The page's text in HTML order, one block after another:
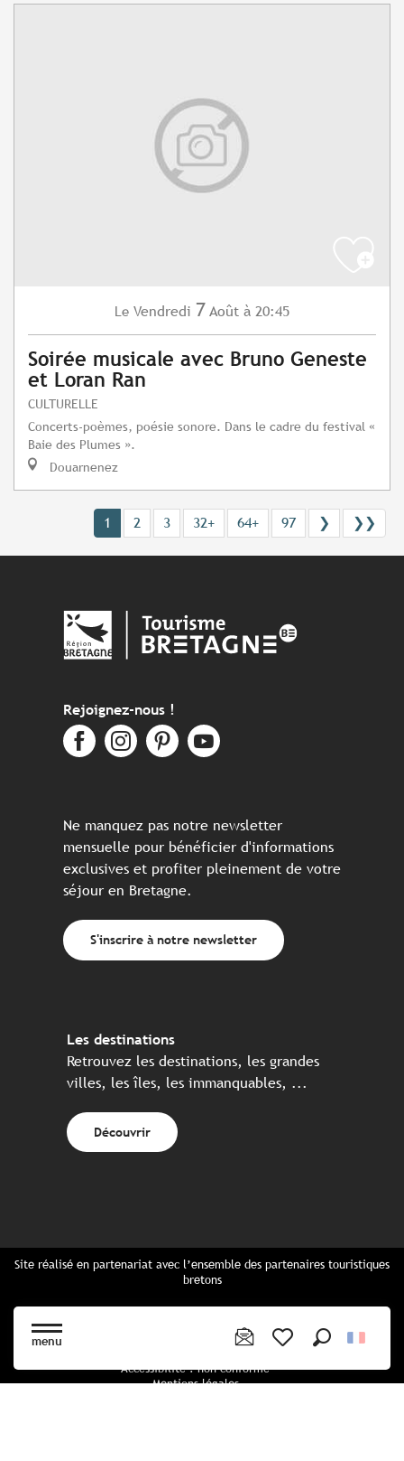
menu
Le Vendredi 7 Août à 20:45
Soirée musicale avec Bruno Geneste
et Loran Ran
CULTURELLE
Concerts-poèmes, poésie sonore. Dans le cadre du festival «
Baie des Plumes ».
Douarnenez
1 2 3 32+ 64+ 97 ❯ ❯❯
Rejoignez-nous !
Ne manquez pas notre newsletter
mensuelle pour bénéficier d'informations
exclusives et profiter pleinement de votre
séjour en Bretagne.
S'inscrire à notre newsletter
Les destinations
Retrouvez les destinations, les grandes
villes, les îles, les immanquables, ...
Découvrir
Site réalisé en partenariat avec l’ensemble des partenaires touristiques
bretons
Cartes Bretagne & brochures
Accessibilité : non conforme
Mentions légales